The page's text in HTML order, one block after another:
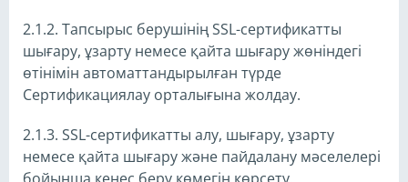
2.1.2. Тапсырыс берушінің SSL-сертификатты
шығару, ұзарту немесе қайта шығару жөніндегі
өтінімін автоматтандырылған түрде
Сертификациялау орталығына жолдау.
2.1.3. SSL-сертификатты алу, шығару, ұзарту
немесе қайта шығару және пайдалану мәселелері